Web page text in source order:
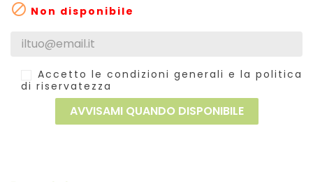
 Non disponibile
Accetto le condizioni generali e la politica
di riservatezza
AVVISAMI QUANDO DISPONIBILE